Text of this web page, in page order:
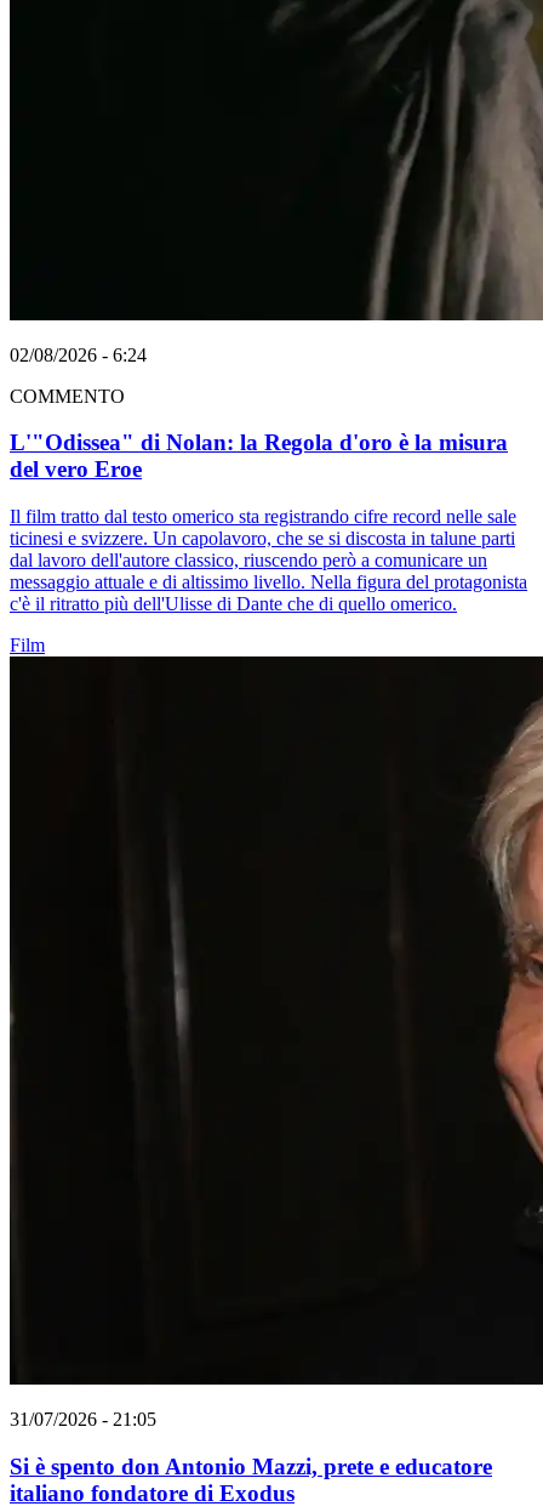
02/08/2026 - 6:24
COMMENTO
L'"Odissea" di Nolan: la Regola d'oro è la misura
del vero Eroe
Il film tratto dal testo omerico sta registrando cifre record nelle sale
ticinesi e svizzere. Un capolavoro, che se si discosta in talune parti
dal lavoro dell'autore classico, riuscendo però a comunicare un
messaggio attuale e di altissimo livello. Nella figura del protagonista
c'è il ritratto più dell'Ulisse di Dante che di quello omerico.
Film
31/07/2026 - 21:05
Si è spento don Antonio Mazzi, prete e educatore
italiano fondatore di Exodus